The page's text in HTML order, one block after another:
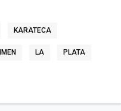
KARATECA
LA PLATA